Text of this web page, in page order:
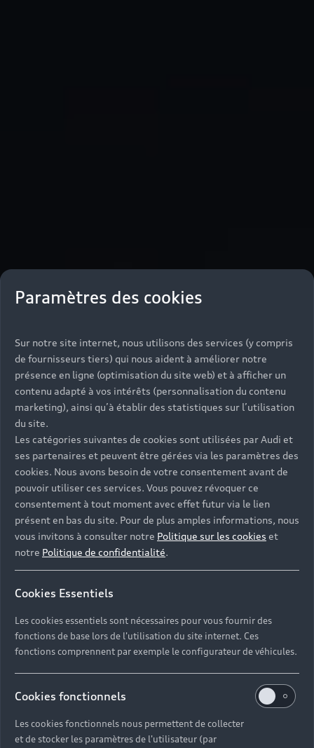
Paramètres des cookies
Sur notre site internet, nous utilisons des services (y compris
de fournisseurs tiers) qui nous aident à améliorer notre
présence en ligne (optimisation du site web) et à afficher un
contenu adapté à vos intérêts (personnalisation du contenu
marketing), ainsi qu’à établir des statistiques sur l’utilisation
du site.
Les catégories suivantes de cookies sont utilisées par Audi et
ses partenaires et peuvent être gérées via les paramètres des
cookies. Nous avons besoin de votre consentement avant de
pouvoir utiliser ces services. Vous pouvez révoquer ce
consentement à tout moment avec effet futur via le lien
présent en bas du site. Pour de plus amples informations, nous
vous invitons à consulter notre Politique sur les cookies et
notre Politique de confidentialité.
Cookies Essentiels
Les cookies essentiels sont nécessaires pour vous fournir des
fonctions de base lors de l'utilisation du site internet. Ces
fonctions comprennent par exemple le configurateur de véhicules.
Cookies fonctionnels
Les cookies fonctionnels nous permettent de collecter
et de stocker les paramètres de l'utilisateur (par